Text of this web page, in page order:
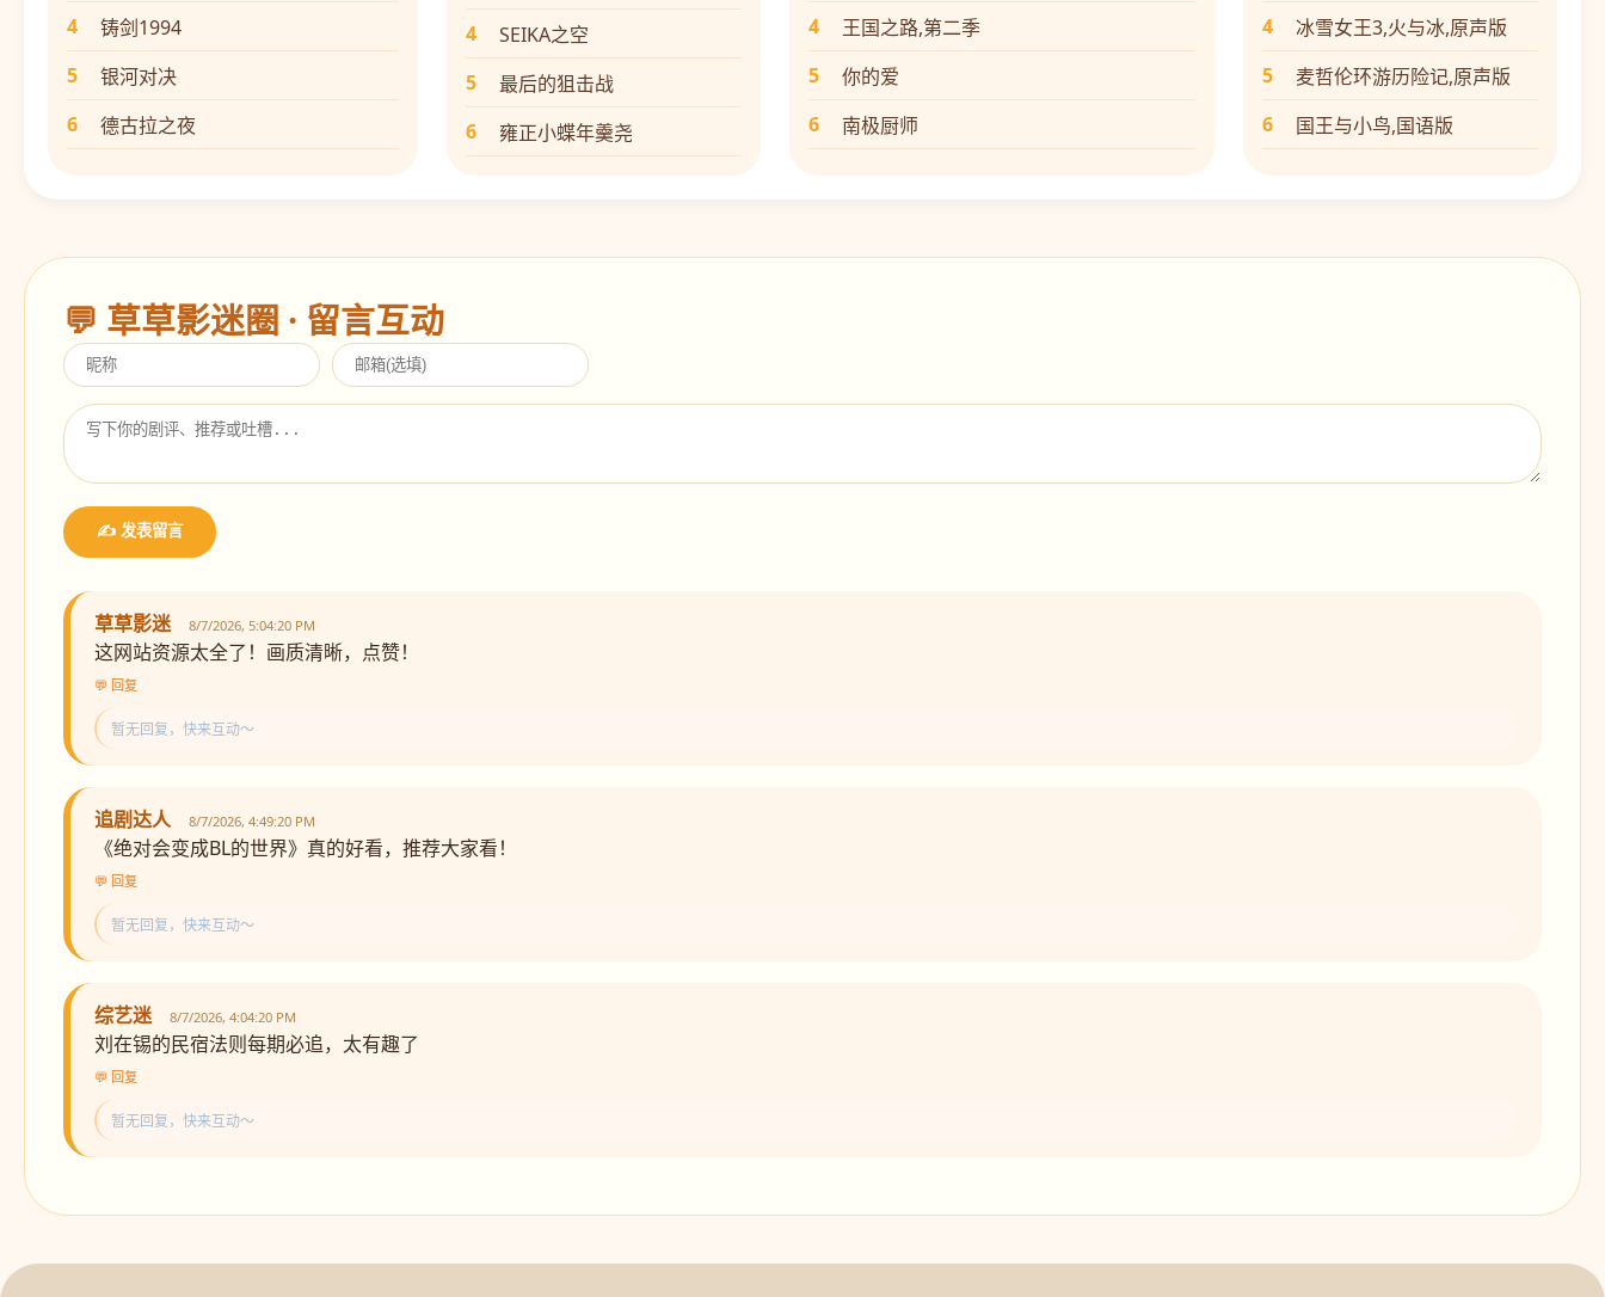
4
铸剑1994
5
银河对决
6
德古拉之夜
4
SEIKA之空
5
最后的狙击战
6
雍正小蝶年羹尧
4
王国之路,第二季
5
你的爱
6
南极厨师
4
冰雪女王3,火与冰,原声版
5
麦哲伦环游历险记,原声版
6
国王与小鸟,国语版
💬 草草影迷圈 · 留言互动
✍️ 发表留言
草草影迷 8/7/2026, 5:04:20 PM
这网站资源太全了！画质清晰，点赞！
💬 回复
暂无回复，快来互动～
追剧达人 8/7/2026, 4:49:20 PM
《绝对会变成BL的世界》真的好看，推荐大家看！
💬 回复
暂无回复，快来互动～
综艺迷 8/7/2026, 4:04:20 PM
刘在锡的民宿法则每期必追，太有趣了
💬 回复
暂无回复，快来互动～